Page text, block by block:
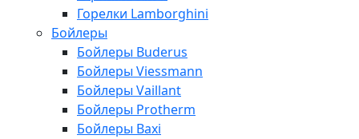
Горелки Lamborghini
Бойлеры
Бойлеры Buderus
Бойлеры Viessmann
Бойлеры Vaillant
Бойлеры Protherm
Бойлеры Baxi